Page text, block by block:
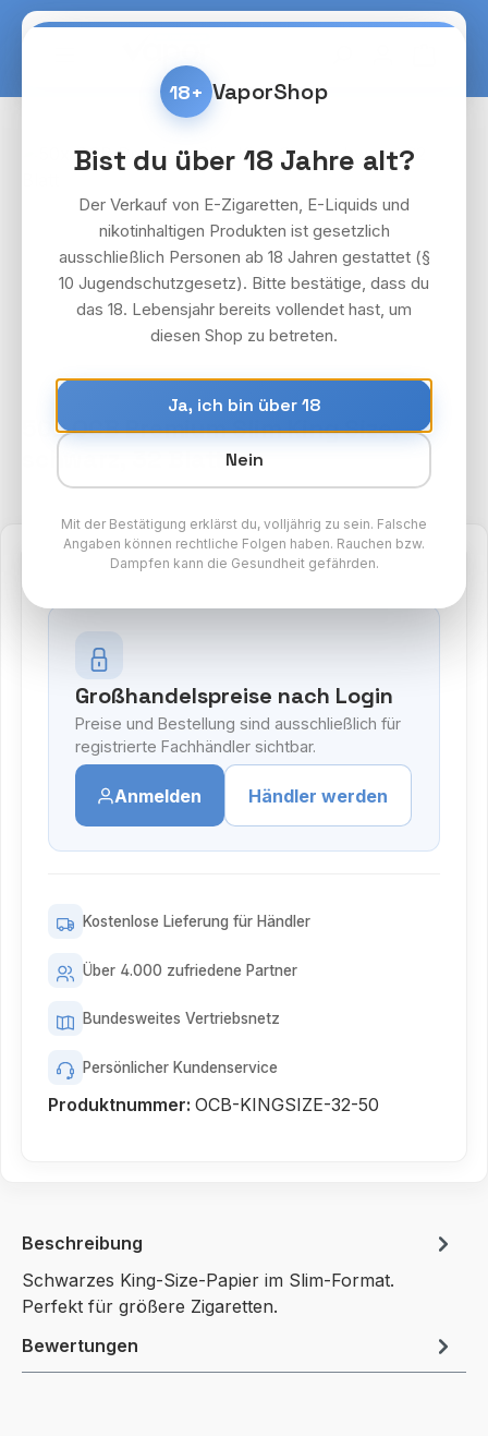
Zum Hauptinhalt springen
Bildergalerie überspringen
50x OCB Premium Slim King Size,
Großhandelspreise nach Login
Preise und Bestellung sind ausschließlich für
registrierte Fachhändler sichtbar.
Anmelden Händler werden
Kostenlose Lieferung für Händler
Über 4.000 zufriedene Partner
Bundesweites Vertriebsnetz
Persönlicher Kundenservice
Produktnummer: OCB-KINGSIZE-32-50
Beschreibung
Schwarzes King-Size-Papier im Slim-Format.
Perfekt für größere Zigaretten.
Bewertungen
18+ VaporShop
Bist du über 18 Jahre alt?
Der Verkauf von E-Zigaretten, E-Liquids und
nikotinhaltigen Produkten ist gesetzlich
ausschließlich Personen ab 18 Jahren gestattet (§
10 Jugendschutzgesetz). Bitte bestätige, dass du
das 18. Lebensjahr bereits vollendet hast, um
diesen Shop zu betreten.
Ja, ich bin über 18
Nein
Mit der Bestätigung erklärst du, volljährig zu sein. Falsche
Angaben können rechtliche Folgen haben. Rauchen bzw.
Dampfen kann die Gesundheit gefährden.